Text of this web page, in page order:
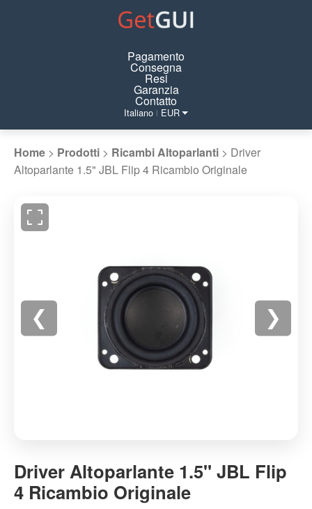
Pagamento
Consegna
Resi
Garanzia
Contatto
Italiano | EUR
Home > Prodotti > Ricambi Altoparlanti > Driver
Altoparlante 1.5" JBL Flip 4 Ricambio Originale
❮ ❯
Altoparlante
1.5"
JBL
Driver Altoparlante 1.5" JBL Flip
4 Ricambio Originale